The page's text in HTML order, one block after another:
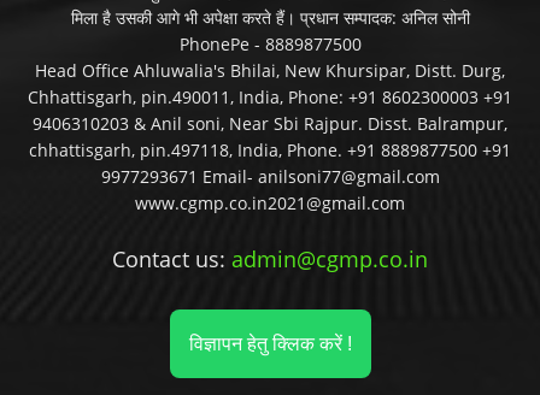
मिला है उसकी आगे भी अपेक्षा करते हैं। प्रधान सम्पादक: अनिल सोनी
PhonePe - 8889877500
Head Office Ahluwalia's Bhilai, New Khursipar, Distt. Durg,
Chhattisgarh, pin.490011, India, Phone: +91 8602300003 +91
9406310203 & Anil soni, Near Sbi Rajpur. Disst. Balrampur,
chhattisgarh, pin.497118, India, Phone. +91 8889877500 +91
9977293671 Email- anilsoni77@gmail.com
www.cgmp.co.in2021@gmail.com
Contact us: admin@cgmp.co.in
विज्ञापन हेतु क्लिक करें !